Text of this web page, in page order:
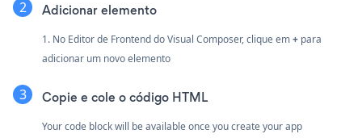
Adicionar elemento
1. No Editor de Frontend do Visual Composer, clique em+ para
adicionar um novo elemento
Copie e cole o código HTML
Your code block will be available once you create your app